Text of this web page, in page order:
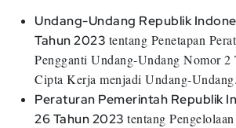
Undang-Undang Republik
Tahun 2023 tentang Penetapan
Pengganti Undang-Undang Nomor 2
Cipta Kerja menjadi Undang-Undang.
Peraturan Pemerintah Republik
26 Tahun 2023 tentang